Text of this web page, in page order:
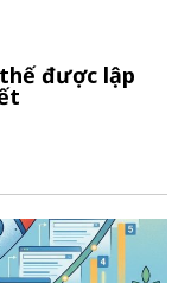
được lập